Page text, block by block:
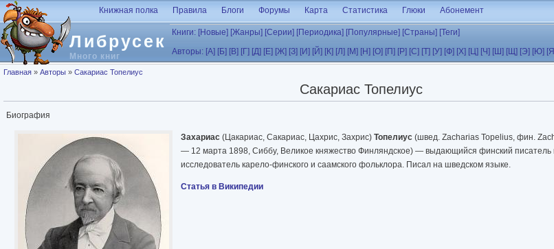
Перейти к основному содержанию
Либрусек
Много книг
Книжная полка Правила Блоги Форумы Карта Статистика Глюки Абонемент
Книги: [Новые] [Жанры] [Серии] [Периодика] [Популярные] [Страны] [Теги]
Авторы: [А] [Б] [В] [Г] [Д] [Е] [Ж] [З] [И] [Й] [К] [Л] [М] [Н] [О] [П] [Р] [С] [Т] [У] [Ф] [Х] [Ц] [Ч] [Ш] [Щ] [Э] [Ю]
Вы здесь
Главная » Авторы » Сакариас Топелиус
Сакариас Топелиус
Биография
Захариас (Цакариас, Сакариас, Цахрис, Захрис) Топелиус (швед. Zacharias Topelius, фин.
— 12 марта 1898, Сиббу, Великое княжество Финляндское) — выдающийся финский писатель
исследователь карело-финского и саамского фольклора. Писал на шведском языке.
Статья в Википедии